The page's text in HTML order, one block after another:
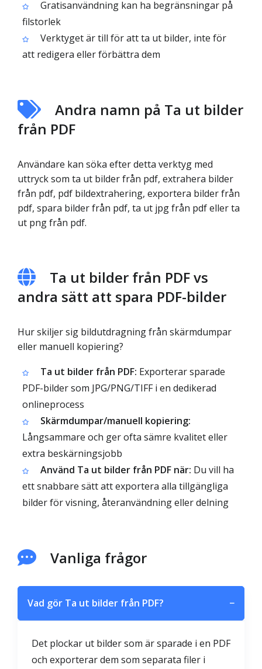
Gratisanvändning kan ha begränsningar på
filstorlek
Verktyget är till för att ta ut bilder, inte för
att redigera eller förbättra dem
Andra namn på Ta ut bilder
från PDF
Användare kan söka efter detta verktyg med
uttryck som ta ut bilder från pdf, extrahera bilder
från pdf, pdf bildextrahering, exportera bilder från
pdf, spara bilder från pdf, ta ut jpg från pdf eller ta
ut png från pdf.
Ta ut bilder från PDF vs
andra sätt att spara PDF-bilder
Hur skiljer sig bildutdragning från skärmdumpar
eller manuell kopiering?
Ta ut bilder från PDF: Exporterar sparade
PDF-bilder som JPG/PNG/TIFF i en dedikerad
onlineprocess
Skärmdumpar/manuell kopiering:
Långsammare och ger ofta sämre kvalitet eller
extra beskärningsjobb
Använd Ta ut bilder från PDF när: Du vill ha
ett snabbare sätt att exportera alla tillgängliga
bilder för visning, återanvändning eller delning
Vanliga frågor
Vad gör Ta ut bilder från PDF? −
Det plockar ut bilder som är sparade i en PDF
och exporterar dem som separata filer i